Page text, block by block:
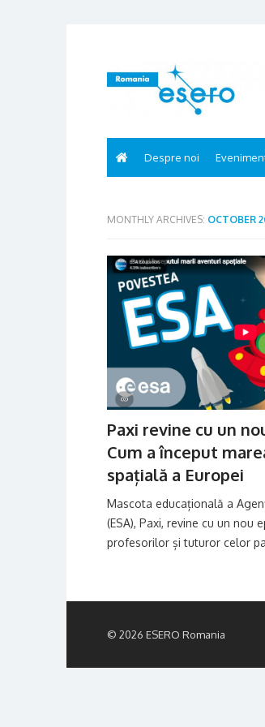
to
Despre noi
MONTHLY ARCHIVES: OCTOBER
Paxi revine cu un
Cum a început
spațială a Europei
Mascota educațională a
(ESA), Paxi, revine cu un nou
profesorilor și tuturor celor
© 2026 ESERO Romania